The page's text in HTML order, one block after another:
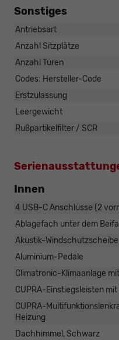
Sonstiges
Antriebsart
Anzahl Sitzplätze
Anzahl Türen
Codes: Hersteller-Code
Erstzulassung
Leergewicht
Rußpartikelfilter / SCR
Innen
4 USB-C Anschlüsse (2
Ablagefach unter dem
Akustik-
Aluminium-Pedale
Climatronic-Klimaanlage
CUPRA-Einstiegsleisten
CUPRA-
Heizung
Dachhimmel, Schwarz